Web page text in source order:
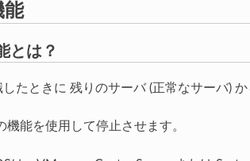
とは？
たときに 残りのサーバ (正常なサーバ)
能を使用して停止させます。